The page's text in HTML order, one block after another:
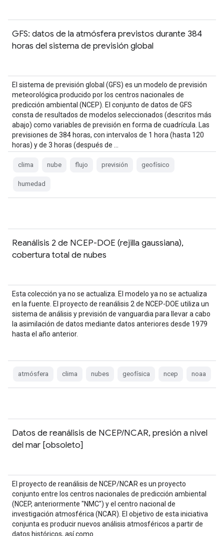
GFS: datos de la atmósfera previstos durante 384
horas del sistema de previsión global
El sistema de previsión global (GFS) es un modelo de previsión
meteorológica producido por los centros nacionales de
predicción ambiental (NCEP). El conjunto de datos de GFS
consta de resultados de modelos seleccionados (descritos más
abajo) como variables de previsión en forma de cuadrícula. Las
previsiones de 384 horas, con intervalos de 1 hora (hasta 120
horas) y de 3 horas (después de …
clima nube flujo previsión geofísico
humedad
Reanálisis 2 de NCEP-DOE (rejilla gaussiana),
cobertura total de nubes
Esta colección ya no se actualiza. El modelo ya no se actualiza
en la fuente. El proyecto de reanálisis 2 de NCEP-DOE utiliza un
sistema de análisis y previsión de vanguardia para llevar a cabo
la asimilación de datos mediante datos anteriores desde 1979
hasta el año anterior.
atmósfera clima nubes geofísica ncep noaa
Datos de reanálisis de NCEP/NCAR, presión a nivel
del mar [obsoleto]
El proyecto de reanálisis de NCEP/NCAR es un proyecto
conjunto entre los centros nacionales de predicción ambiental
(NCEP, anteriormente "NMC") y el centro nacional de
investigación atmosférica (NCAR). El objetivo de esta iniciativa
conjunta es producir nuevos análisis atmosféricos a partir de
datos históricos, así como…